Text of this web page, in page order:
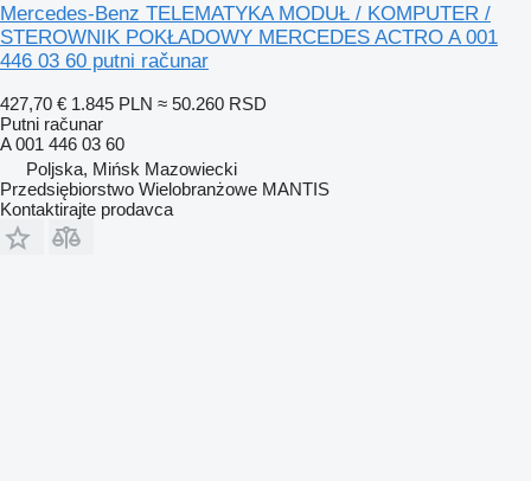
Mercedes-Benz TELEMATYKA MODUŁ / KOMPUTER /
STEROWNIK POKŁADOWY MERCEDES ACTRO A 001
446 03 60 putni računar
427,70 € 1.845 PLN ≈ 50.260 RSD
Putni računar
A 001 446 03 60
Poljska, Mińsk Mazowiecki
Przedsiębiorstwo Wielobranżowe MANTIS
Kontaktirajte prodavca